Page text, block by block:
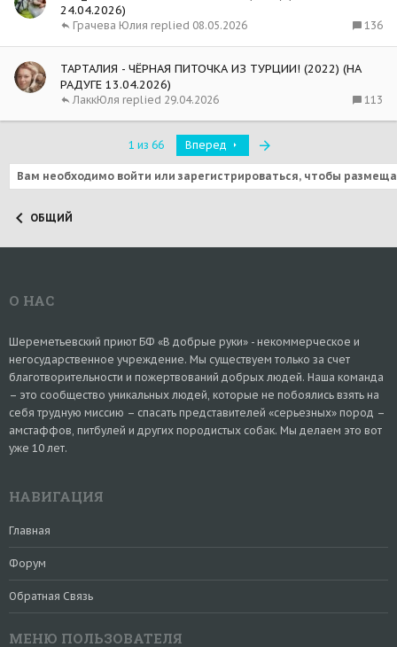
24.04.2026)
136
08.05.2026
Грачева Юлия
ТАРТАЛИЯ - ЧЁРНАЯ ПИТОЧКА ИЗ ТУРЦИИ! (2022) (НА
РАДУГЕ 13.04.2026)
113
29.04.2026
ЛаккЮля
1 из 66 Вперед
Вам необходимо войти или зарегистрироваться, чтобы
ОБЩИЙ
О НАС
Шереметьевский приют БФ «В добрые руки» - некоммерческое и
негосударственное учреждение. Мы существуем только за счет
благотворительности и пожертвований добрых людей. Наша команда
– это сообщество уникальных людей, которые не побоялись взять на
себя трудную миссию – спасать представителей «серьезных» пород –
амстаффов, питбулей и других породистых собак. Мы делаем это вот
уже 10 лет.
НАВИГАЦИЯ
Главная
Форум
Обратная Связь
МЕНЮ ПОЛЬЗОВАТЕЛЯ